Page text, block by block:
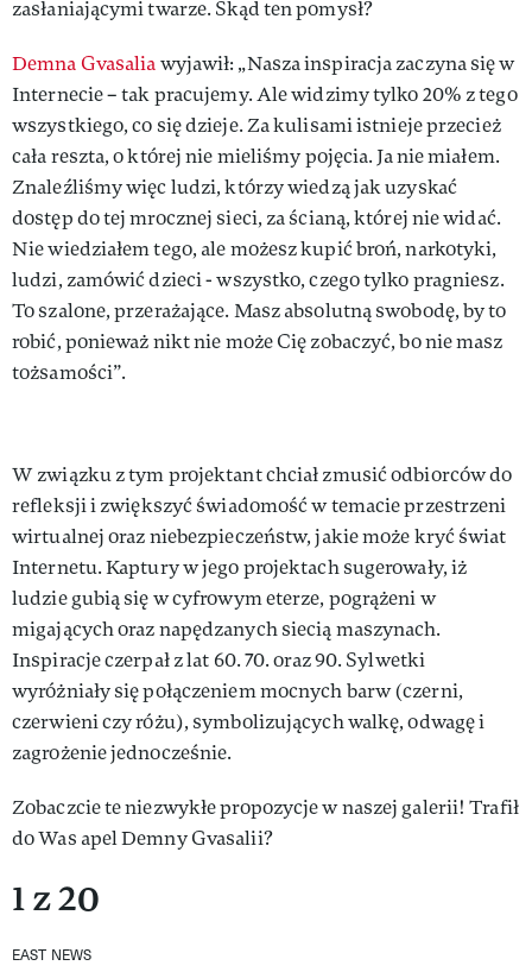
zasłaniającymi twarze. Skąd ten pomysł?
Demna Gvasaliawyjawił: „Nasza inspiracja zaczyna się w
Internecie – tak pracujemy. Ale widzimy tylko 20% z tego
wszystkiego, co się dzieje. Za kulisami istnieje przecież
cała reszta, o której nie mieliśmy pojęcia. Ja nie miałem.
Znaleźliśmy więc ludzi, którzy wiedzą jak uzyskać
dostęp do tej mrocznej sieci, za ścianą, której nie widać.
Nie wiedziałem tego, ale możesz kupić broń, narkotyki,
ludzi, zamówić dzieci - wszystko, czego tylko pragniesz.
To szalone, przerażające. Masz absolutną swobodę, by to
robić, ponieważ nikt nie może Cię zobaczyć, bo nie masz
tożsamości”.
W związku z tym projektant chciał zmusić odbiorców do
refleksji i zwiększyć świadomość w temacie przestrzeni
wirtualnej oraz niebezpieczeństw, jakie może kryć świat
Internetu. Kaptury w jego projektach sugerowały, iż
ludzie gubią się w cyfrowym eterze, pogrążeni w
migających oraz napędzanych siecią maszynach.
Inspiracje czerpał z lat 60. 70. oraz 90. Sylwetki
wyróżniały się połączeniem mocnych barw (czerni,
czerwieni czy różu), symbolizujących walkę, odwagę i
zagrożenie jednocześnie.
Zobaczcie te niezwykłe propozycje w naszej galerii! Trafił
do Was apel Demny Gvasalii?
1 z 20
EAST NEWS